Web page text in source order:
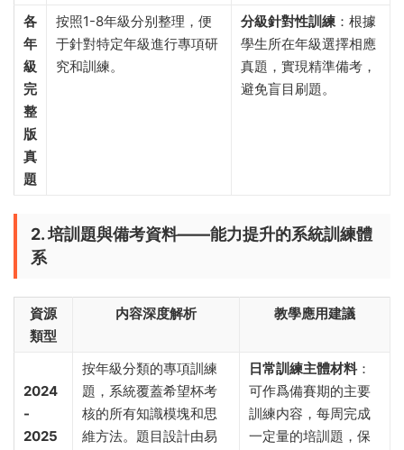
各
年
級
完
整
版
真
題
按照1-8年級分别整理，便
于針對特定年級進行專項研
究和訓練。
分級針對性訓練 ​：根據
學生所在年級選擇相應
真題，實現精準備考，
避免盲目刷題。
2. 培訓題與備考資料——能力提升的系統訓練體
系
資源
類型
内容深度解析 教學應用建議
2024
-
2025
按年級分類的專項訓練
題，系統覆蓋希望杯考
核的所有知識模塊和思
維方法。題目設計由易
日常訓練主體材料 ​：
可作爲備賽期的主要
訓練内容，每周完成
一定量的培訓題，保